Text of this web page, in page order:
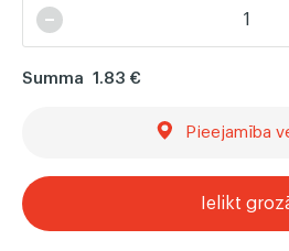
Summa 1.83 €
Pieejamība
Ielikt